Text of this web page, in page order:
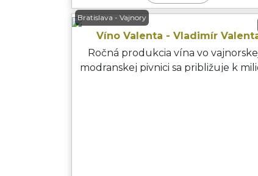
Bratislava - Vajnory
Víno Valenta - Vladimír
Ročná produkcia vína vo
modranskej pivnici sa približuje k